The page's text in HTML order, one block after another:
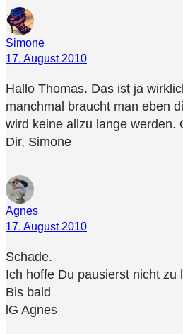
Simone
17. August 2010
Hallo Thomas. Das ist ja
manchmal braucht man eben
wird keine allzu lange werden.
Dir, Simone
Agnes
17. August 2010
Schade.
Ich hoffe Du pausierst nicht zu
Bis bald
lG Agnes